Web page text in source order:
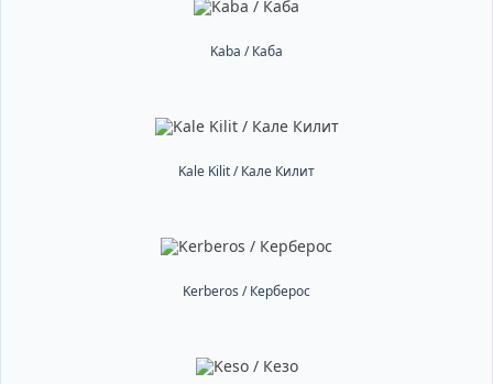
Kaba / Каба
Kale Kilit / Кале Килит
Kerberos / Керберос